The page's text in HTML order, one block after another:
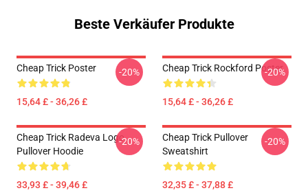
Beste Verkäufer Produkte
Cheap Trick Poster
15,64 £ - 36,26 £
-20% Cheap Trick Rockford Poster
15,64 £ - 36,26 £
-20%
Cheap Trick Radeva Logo
Pullover Hoodie
33,93 £ - 39,46 £
-20%
Cheap Trick Pullover
Sweatshirt
32,35 £ - 37,88 £
-20%